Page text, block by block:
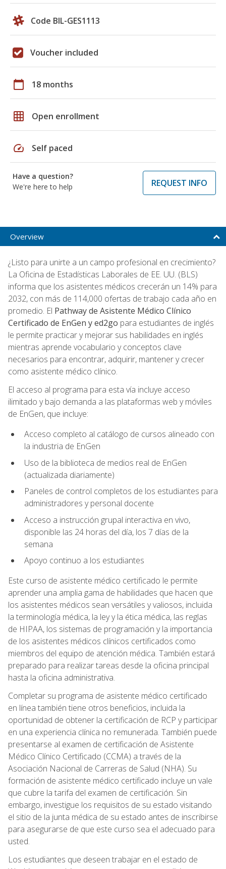
Code BIL-GES1113
Voucher included
calendar_today 18 months
grid_on Open enrollment
speed Self paced
Have a question?
We're here to help
REQUEST INFO
Overview
¿Listo para unirte a un campo profesional en crecimiento?
La Oficina de Estadísticas Laborales de EE. UU. (BLS)
informa que los asistentes médicos crecerán un 14% para
2032, con más de 114,000 ofertas de trabajo cada año en
promedio. El Pathway de Asistente Médico Clínico
Certificado de EnGen y ed2go para estudiantes de inglés
le permite practicar y mejorar sus habilidades en inglés
mientras aprende vocabulario y conceptos clave
necesarios para encontrar, adquirir, mantener y crecer
como asistente médico clínico.
El acceso al programa para esta vía incluye acceso
ilimitado y bajo demanda a las plataformas web y móviles
de EnGen, que incluye:
Acceso completo al catálogo de cursos alineado con
la industria de EnGen
Uso de la biblioteca de medios real de EnGen
(actualizada diariamente)
Paneles de control completos de los estudiantes para
administradores y personal docente
Acceso a instrucción grupal interactiva en vivo,
disponible las 24 horas del día, los 7 días de la
semana
Apoyo continuo a los estudiantes
Este curso de asistente médico certificado le permite
aprender una amplia gama de habilidades que hacen que
los asistentes médicos sean versátiles y valiosos, incluida
la terminología médica, la ley y la ética médica, las reglas
de HIPAA, los sistemas de programación y la importancia
de los asistentes médicos clínicos certificados como
miembros del equipo de atención médica. También estará
preparado para realizar tareas desde la oficina principal
hasta la oficina administrativa.
Completar su programa de asistente médico certificado
en línea también tiene otros beneficios, incluida la
oportunidad de obtener la certificación de RCP y participar
en una experiencia clínica no remunerada. También puede
presentarse al examen de certificación de Asistente
Médico Clínico Certificado (CCMA) a través de la
Asociación Nacional de Carreras de Salud (NHA). Su
formación de asistente médico certificado incluye un vale
que cubre la tarifa del examen de certificación. Sin
embargo, investigue los requisitos de su estado visitando
el sitio de la junta médica de su estado antes de inscribirse
para asegurarse de que este curso sea el adecuado para
usted.
Los estudiantes que deseen trabajar en el estado de